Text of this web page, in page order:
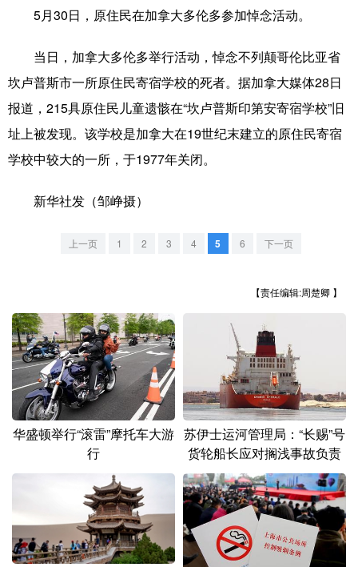
城市 旅游 能源 会展
彩票 娱乐 时尚 悦读
公益 一带一路 亚太网 上市公司
文化产业
上海
江西
山东 河南 湖北
广东 广西 海南 重庆
四川 贵州 云南 西藏
陕西 甘肃 青海 宁夏
黑龙江
多语种频道
English Español Français عربى
5月30日，原住民在加拿大多伦多参加悼念活动。
当日，加拿大多伦多举行活动，悼念不列颠哥伦比亚省
坎卢普斯市一所原住民寄宿学校的死者。据加拿大媒体28日
报道，215具原住民儿童遗骸在“坎卢普斯印第安寄宿学校”旧
址上被发现。该学校是加拿大在19世纪末建立的原住民寄宿
学校中较大的一所，于1977年关闭。
新华社发（邹峥摄）
上一页 1 2 3 4 5 6 下一页
【责任编辑:周楚卿 】
华盛顿举行“滚雷”摩托车大游
行
苏伊士运河管理局：“长赐”号
货轮船长应对搁浅事故负责